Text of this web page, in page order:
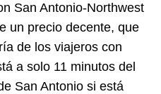
San Antonio-Northwest
un precio decente, que
de los viajeros con
a solo 11 minutos del
San Antonio si está